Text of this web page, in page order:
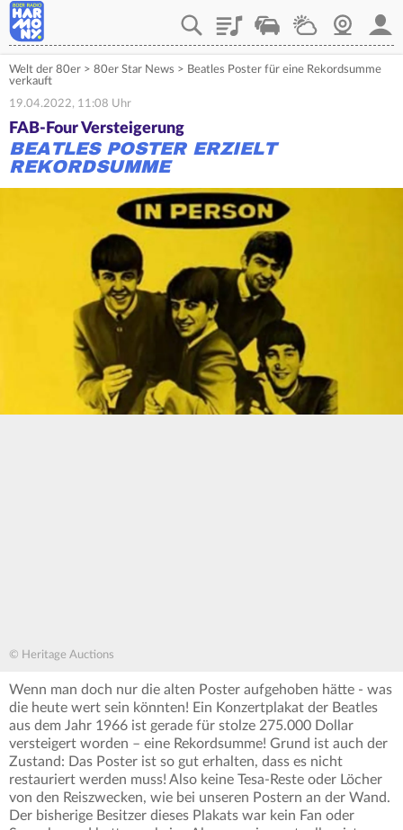
PlaylistVerkehrWetterWebcam
Welt der 80er > 80er Star News > Beatles Poster für eine Rekordsumme
verkauft
19.04.2022, 11:08 Uhr
FAB-Four Versteigerung
BEATLES POSTER ERZIELT
REKORDSUMME
© Heritage Auctions
Wenn man doch nur die alten Poster aufgehoben hätte - was
die heute wert sein könnten! Ein Konzertplakat der Beatles
aus dem Jahr 1966 ist gerade für stolze 275.000 Dollar
versteigert worden – eine Rekordsumme! Grund ist auch der
Zustand: Das Poster ist so gut erhalten, dass es nicht
restauriert werden muss! Also keine Tesa-Reste oder Löcher
von den Reiszwecken, wie bei unseren Postern an der Wand.
Der bisherige Besitzer dieses Plakats war kein Fan oder